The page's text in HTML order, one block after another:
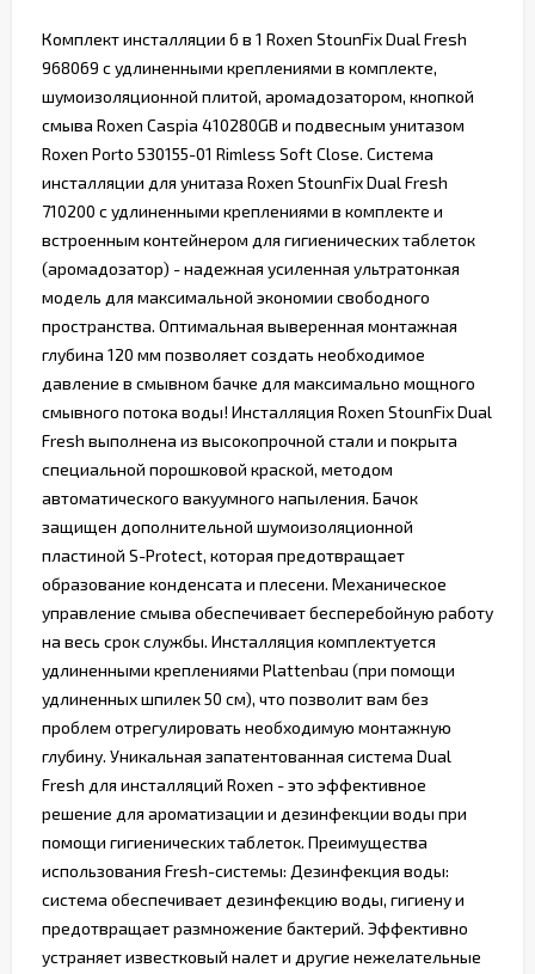
Комплект инсталляции 6 в 1 Roxen StounFix Dual Fresh
968069 с удлиненными креплениями в комплекте,
шумоизоляционной плитой, аромадозатором, кнопкой
смыва Roxen Caspia 410280GB ​и подвесным унитазом
Roxen Porto 530155-01 Rimless Soft Close. Система
инсталляции для унитаза Roxen StounFix Dual Fresh
710200 с удлиненными креплениями в комплекте и
встроенным контейнером для гигиенических таблеток
(аромадозатор) - надежная усиленная ультратонкая
модель для максимальной экономии свободного
пространства. Оптимальная выверенная монтажная
глубина 120 мм позволяет создать необходимое
давление в смывном бачке для максимально мощного
смывного потока воды! Инсталляция Roxen StounFix Dual
Fresh выполнена из высокопрочной стали и покрыта
специальной порошковой краской, методом
автоматического вакуумного напыления. Бачок
защищен дополнительной шумоизоляционной
пластиной S-Protect, которая предотвращает
образование конденсата и плесени. Механическое
управление смыва обеспечивает бесперебойную работу
на весь срок службы. Инсталляция комплектуется
удлиненными креплениями Plattenbau (при помощи
удлиненных шпилек 50 см), что позволит вам без
проблем отрегулировать необходимую монтажную
глубину. Уникальная запатентованная система Dual
Fresh для инсталляций Roxen - это эффективное
решение для ароматизации и дезинфекции воды при
помощи гигиенических таблеток. Преимущества
использования Fresh-системы: Дезинфекция воды:
система обеспечивает дезинфекцию воды, гигиену и
предотвращает размножение бактерий. Эффективно
устраняет известковый налет и другие нежелательные